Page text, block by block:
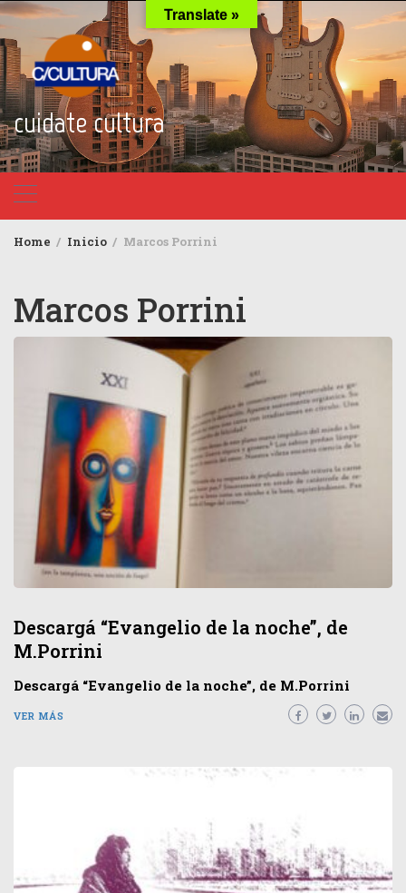
Skip
to
content
cuidate cultura
Home Inicio Marcos Porrini
Marcos Porrini
Descargá “Evangelio de la noche”, de
M.Porrini
Descargá “Evangelio de la noche”, de M.Porrini
VER MÁS
Translate »